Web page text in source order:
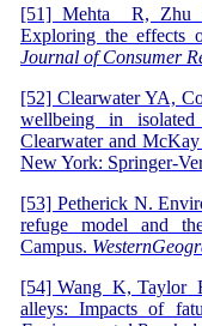
[51] Mehta R, Zhu
Exploring the effects
Journal of Consumer
[52] Clearwater YA,
wellbeing in
Clearwater and
New York: Springer-
[53] Petherick N.
refuge model and
Campus.
[54] Wang K, Taylor
alleys: Impacts of